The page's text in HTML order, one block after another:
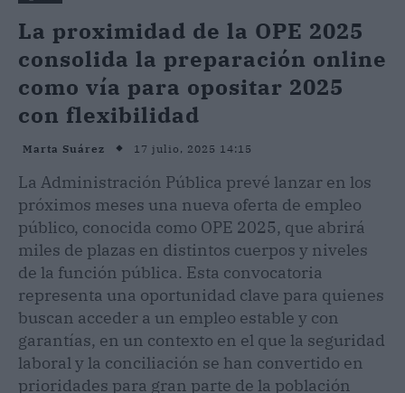
La proximidad de la OPE 2025
consolida la preparación online
como vía para opositar 2025
con flexibilidad
Marta Suárez 17 julio, 2025 14:15
La Administración Pública prevé lanzar en los
próximos meses una nueva oferta de empleo
público, conocida como OPE 2025, que abrirá
miles de plazas en distintos cuerpos y niveles
de la función pública. Esta convocatoria
representa una oportunidad clave para quienes
buscan acceder a un empleo estable y con
garantías, en un contexto en el que la seguridad
laboral y la conciliación se han convertido en
prioridades para gran parte de la población